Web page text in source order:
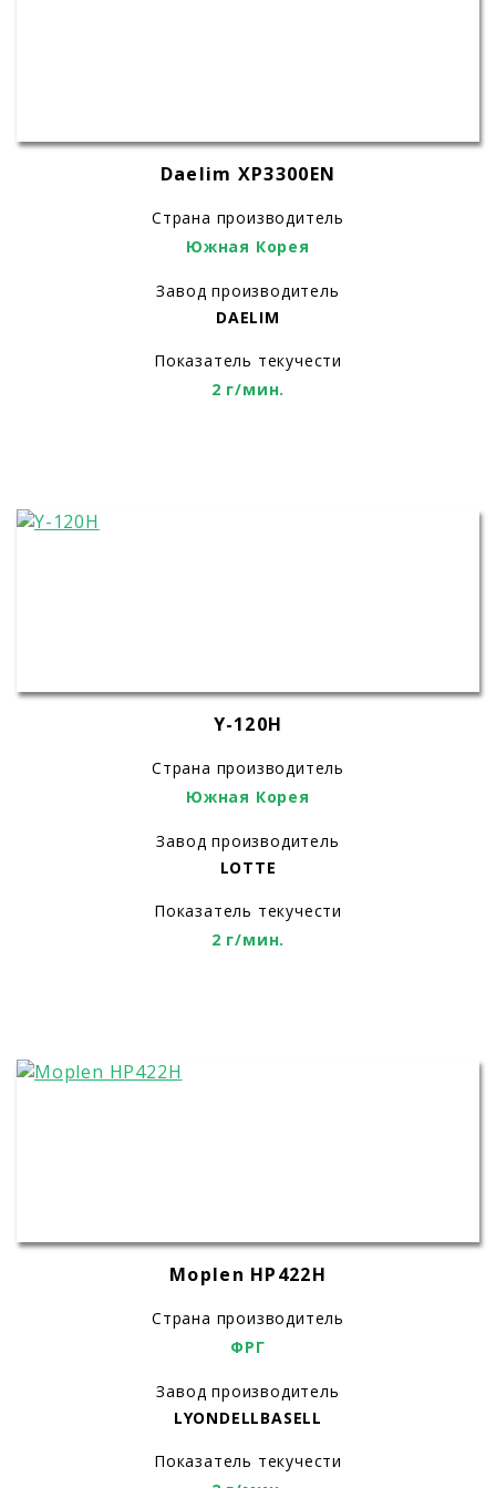
Daelim XP3300EN
Страна производитель
Южная Корея
Завод производитель
DAELIM
Показатель текучести
2 г/мин.
Y-120H
Страна производитель
Южная Корея
Завод производитель
LOTTE
Показатель текучести
2 г/мин.
Moplen HP422H
Страна производитель
ФРГ
Завод производитель
LYONDELLBASELL
Показатель текучести